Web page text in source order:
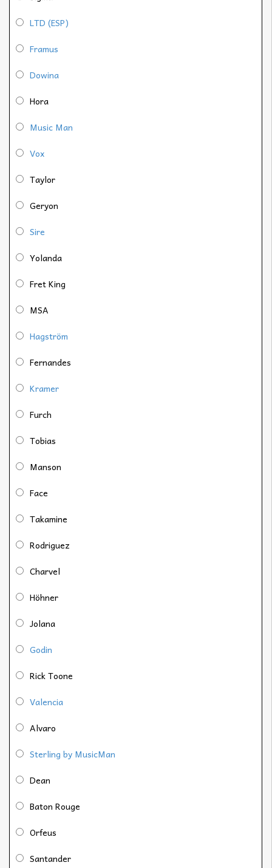
LTD (ESP)
Framus
Dowina
Hora
Music Man
Vox
Taylor
Geryon
Sire
Yolanda
Fret King
MSA
Hagström
Fernandes
Kramer
Furch
Tobias
Manson
Face
Takamine
Rodriguez
Charvel
Höhner
Jolana
Godin
Rick Toone
Valencia
Alvaro
Sterling by MusicMan
Dean
Baton Rouge
Orfeus
Santander